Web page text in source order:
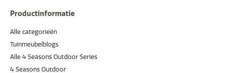
Productinformatie
Alle categorieën
Tuinmeubelblogs
Alle 4 Seasons Outdoor Series
4 Seasons Outdoor